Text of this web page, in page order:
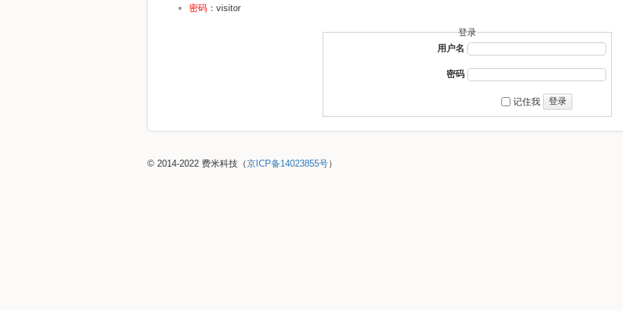
密码 ：visitor
登录
用户名
密码
记住我 登录
© 2014-2022 费米科技（京ICP备14023855号）